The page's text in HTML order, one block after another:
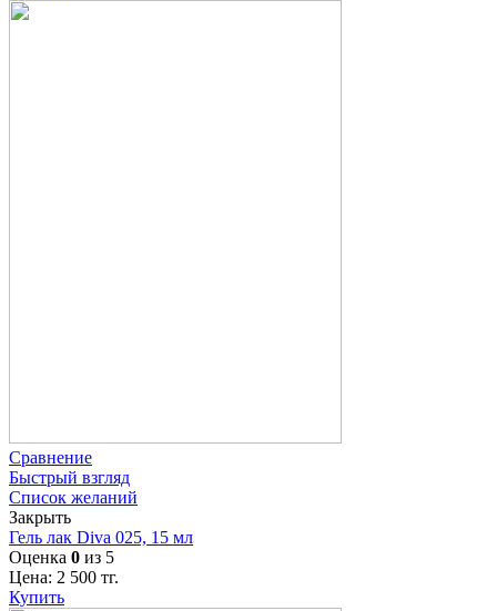
Сравнение
Быстрый взгляд
Список желаний
Закрыть
Гель лак Diva 025, 15 мл
Оценка 0 из 5
Цена: 2 500 тг.
Купить